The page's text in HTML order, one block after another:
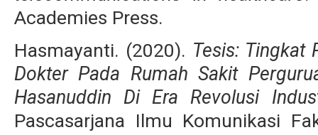
Academies Press.
Hasmayanti. (2020). Tesis: Tingkat
Dokter Pada Rumah Sakit
Hasanuddin Di Era Revolusi
Pascasarjana Ilmu Komunikasi